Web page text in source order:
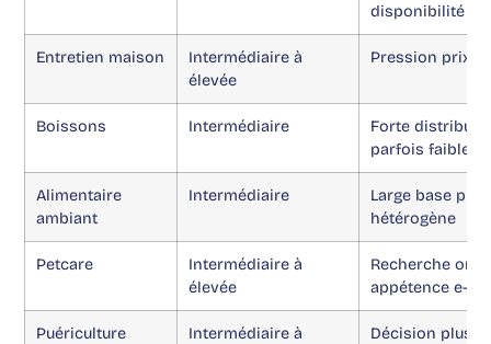
disponibilité
Entretien maison
Intermédiaire à
élevée
Pression prix
Boissons Intermédiaire
Forte
parfois faibles
Alimentaire
ambiant
Intermédiaire
Large base
hétérogène
Petcare
Intermédiaire à
élevée
Recherche
appétence e-
Puériculture
Intermédiaire à
Décision plus